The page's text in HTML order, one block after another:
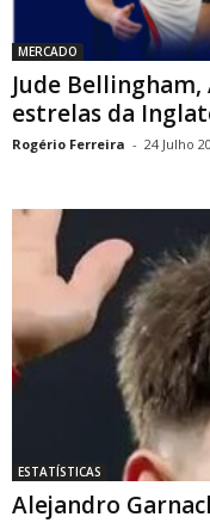
MERCADO
Jude
estrelas da
Rogério Ferreira - 24 Julho
ESTATÍSTICAS
Alejandro